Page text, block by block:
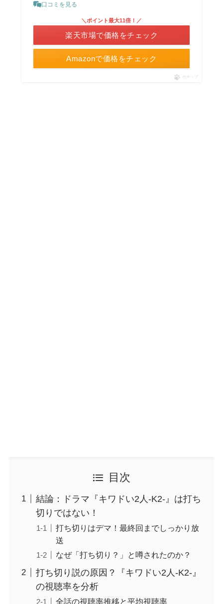
口コミを見る
Amazonで価格をチェック
＼ポイント最大11倍！／
楽天市場で価格をチェック
ポチップ
目次
結論：ドラマ『キワドい2人-K2-』は打ち
切りではない！
打ち切りはデマ！最終回までしっかり放
送
なぜ「打ち切り？」と噂されたのか？
打ち切り説の原因？『キワドい2人-K2-』
の視聴率を分析
全話の視聴率推移と平均視聴率